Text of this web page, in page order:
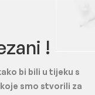
!
bi bili u tijeku s
smo stvorili za